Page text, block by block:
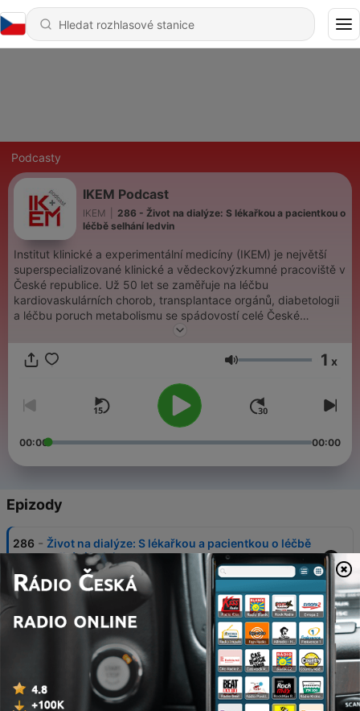
Podcasty
IKEM Podcast
IKEM
286 - Život na dialýze: S lékařkou a pacientkou o
léčbě selhání ledvin
Institut klinické a experimentální medicíny (IKEM) je největší
superspecializované klinické a vědeckovýzkumné pracoviště v
České republice. Už 50 let se zaměřuje na léčbu
kardiovaskulárních chorob, transplantace orgánů, diabetologii
a léčbu poruch metabolismu se spádovostí celé České
Hlasitost 1 x
00:00 00:00
Epizody
286 - Život na dialýze: S lékařkou a pacientkou o léčbě
selhání ledvin
03 srp. 2026
Světový den hepatitidy
27 čvc. 2026
Únava, přibírání, problémy s plodností. Štítná
žláza ovlivňuje celé naše tělo.
20 čvc. 2026